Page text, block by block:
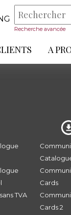
Recherche avancée
A
TVA
Cards
Cards 2